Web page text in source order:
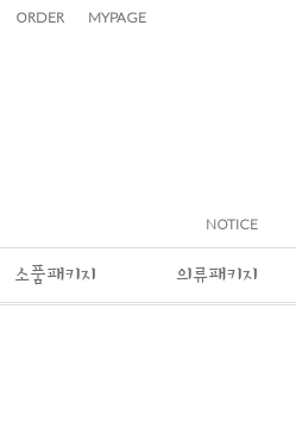
ORDER MYPAGE
NOTICE
소품패키지 의류패키지